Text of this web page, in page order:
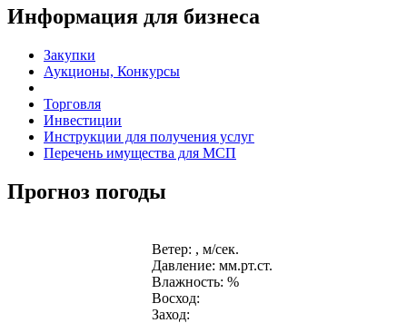
Информация для бизнеса
Закупки
Аукционы, Конкурсы
Торговля
Инвестиции
Инструкции для получения услуг
Перечень имущества для МСП
Прогноз погоды
Ветер: , м/сек.
Давление: мм.рт.ст.
Влажность: %
Восход:
Заход: